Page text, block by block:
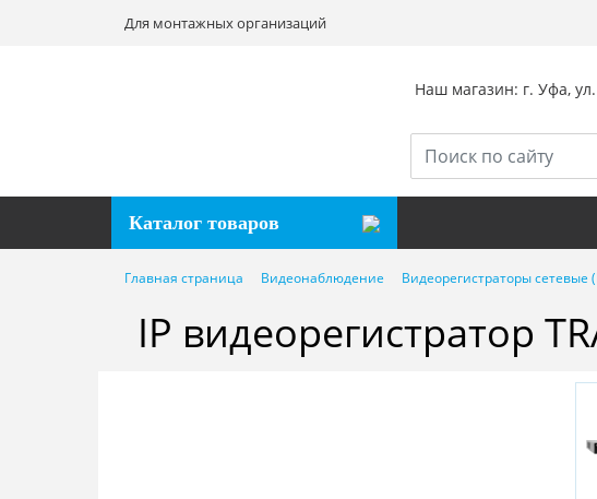
Для монтажных организаций
Наш магазин: г. Уфа,
Каталог товаров
Главная страница Видеонаблюдение Видеорегистраторы сетевые
IP видеорегистратор